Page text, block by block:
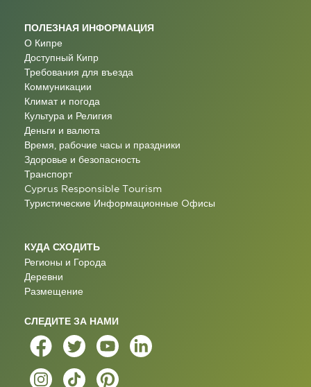
ПОЛЕЗНАЯ ИНФОРМАЦИЯ
О Кипре
Доступный Кипр
Требования для въезда
Коммуникации
Климат и погода
Культура и Религия
Деньги и валюта
Время, рабочие часы и праздники
Здоровье и безопасность
Транспорт
Cyprus Responsible Tourism
Туристические Информационные Oфисы
КУДА СХОДИТЬ
Регионы и Города
Деревни
Размещение
СЛЕДИТЕ ЗА НАМИ